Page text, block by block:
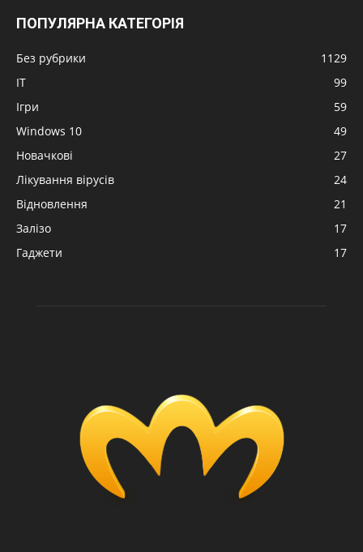
ПОПУЛЯРНА КАТЕГОРІЯ
Без рубрики
1129
IT
99
Ігри
59
Windows 10
49
Новачкові
27
Лікування вірусів
24
Відновлення
21
Залізо
17
Гаджети
17